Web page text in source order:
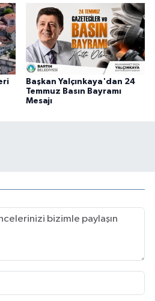
Başkan Yalçınkaya'dan 24
Temmuz Basın Bayramı
Mesajı